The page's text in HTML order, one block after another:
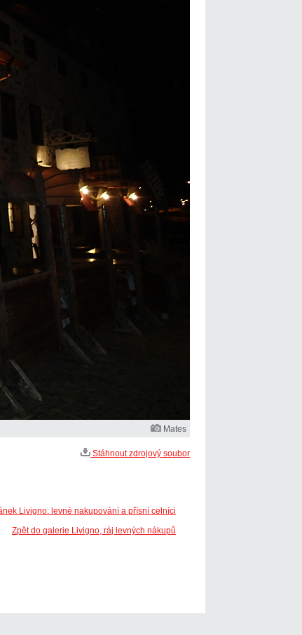
Mates
Stáhnout zdrojový soubor
Livigno: levné nakupování a přísní celníci
Zpět do galerie Livigno, ráj levných nákupů